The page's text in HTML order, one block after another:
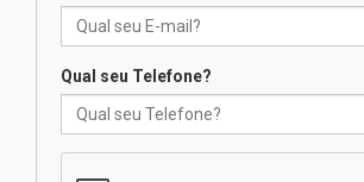
das novas
calouros do
Qual seu Telefone?